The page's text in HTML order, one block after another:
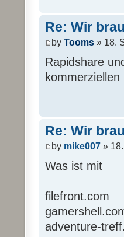
Re: Wir
by Tooms » 18.
Rapidshare
Re: Wir
by mike007 »
Was ist mit
filefront.com
adventure-